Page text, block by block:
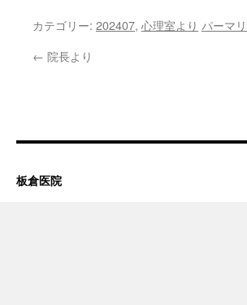
カテゴリー: 202407, 心理室より パーマ
← 院長より
板倉医院